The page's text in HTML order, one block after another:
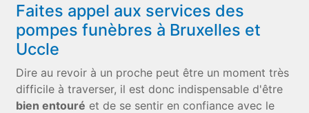
Faites appel aux services des
pompes funèbres à Bruxelles et
Uccle
Dire au revoir à un proche peut être un moment très
difficile à traverser, il est donc indispensable d'être
bien entouré et de se sentir en confiance avec le